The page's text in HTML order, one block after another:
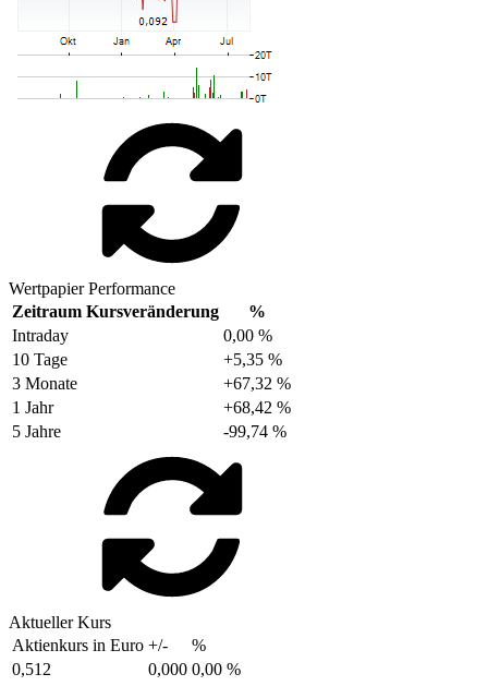
Wertpapier Performance
Zeitraum Kursveränderung
%
Intraday
0,00 %
10 Tage
+5,35 %
3 Monate
+67,32 %
1 Jahr
+68,42 %
5 Jahre
-99,74 %
Aktueller Kurs
Aktienkurs in Euro +/-
%
0,512
0,000 0,00 %